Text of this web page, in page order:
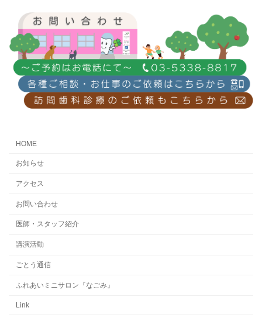
HOME
お知らせ
アクセス
お問い合わせ
医師・スタッフ紹介
講演活動
ごとう通信
ふれあいミニサロン『なごみ』
Link